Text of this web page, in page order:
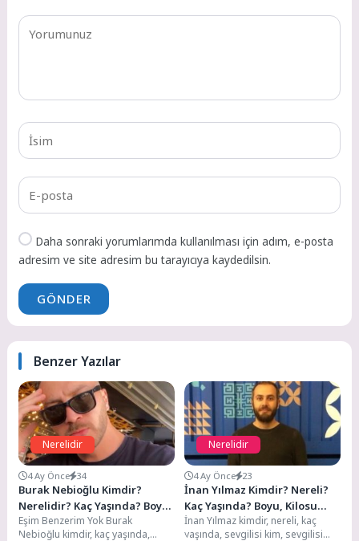
Daha sonraki yorumlarımda kullanılması için adım, e-posta
adresim ve site adresim bu tarayıcıya kaydedilsin.
GÖNDER
Benzer Yazılar
Nerelidir
4 Ay Önce 34
Burak Nebioğlu Kimdir?
Nerelidir? Kaç Yaşında? Boyu,
Kilosu Kaç?
Eşim Benzerim Yok Burak
Nebioğlu kimdir, kaç yaşında,
Nerelidir
4 Ay Önce 23
İnan Yılmaz Kimdir? Nereli?
Kaç Yaşında? Boyu, Kilosu
Kaç?
İnan Yılmaz kimdir, nereli, kaç
yaşında, sevgilisi kim, sevgilisi